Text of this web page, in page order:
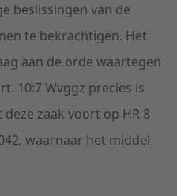
beslissingen van de
te bekrachtigen. Het
aan de orde waartegen
10:7 Wvggz precies is
zaak voort op HR 8
waarnaar het middel